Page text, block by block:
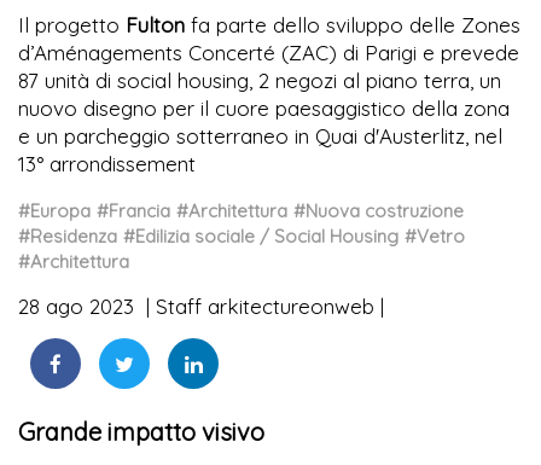
Il progetto Fulton fa parte dello sviluppo delle Zones
d’Aménagements Concerté (ZAC) di Parigi e prevede
87 unità di social housing, 2 negozi al piano terra, un
nuovo disegno per il cuore paesaggistico della zona
e un parcheggio sotterraneo in Quai d'Austerlitz, nel
13° arrondissement
#Europa #Francia #Architettura #Nuova costruzione
#Residenza #Edilizia sociale / Social Housing #Vetro
#Architettura
28 ago 2023 Staff arkitectureonweb
Grande impatto visivo